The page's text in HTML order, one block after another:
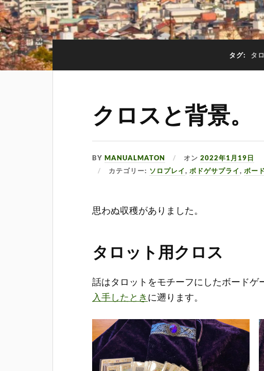
タグ: タ
クロスと背景。
BYMANUALMATON オン2022年1月19日
カテゴリー: ソロプレイ, ボドゲサプライ, ボー
思わぬ収穫がありました。
タロット用クロス
話はタロットをモチーフにしたボードゲ
入手したとき に遡ります。